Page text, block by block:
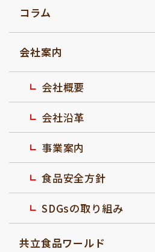
コラム
会社案内
会社概要
会社沿革
事業案内
食品安全方針
SDGsの取り組み
共立食品ワールド